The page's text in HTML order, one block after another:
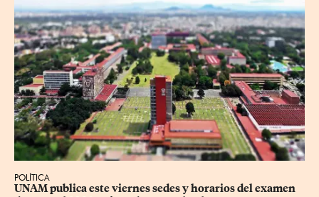
POLÍTICA
UNAM publica este viernes sedes y horarios del examen